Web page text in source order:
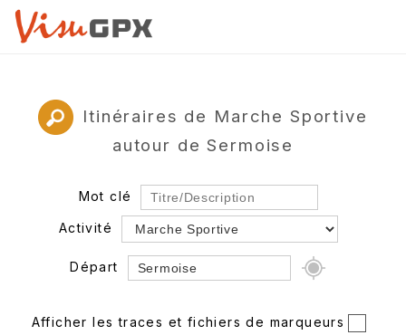
Itinéraires de Marche Sportive
autour de Sermoise
Mot clé
Activité
Départ
Afficher les traces et fichiers de marqueurs